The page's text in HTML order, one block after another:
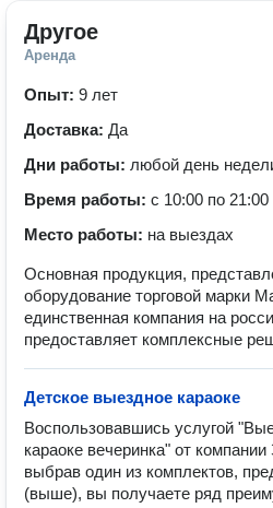
Другое
Аренда
Опыт: 9 лет
Доставка: Да
Дни работы: любой день
Время работы: с 10:00 по 21:00
Место работы: на выездах
Основная продукция,
оборудование торговой марки
единственная компания на
предоставляет комплексные
Детское выездное караоке
Воспользовавшись услугой
караоке вечеринка" от
выбрав один из комплектов,
(выше), вы получаете ряд